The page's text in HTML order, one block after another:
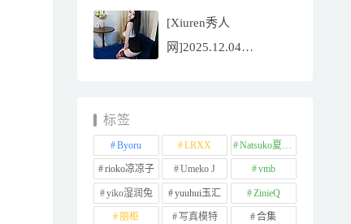
Well11[67P/745.99MB]
[Xiuren秀人
网]2025.12.04
标签
Byoru LRXX Natsuko夏夏子
rioko凉凉子 Umeko J vmb
yiko湿润兔 yuuhui玉汇 ZinieQ
丽柜 写真模特 合集